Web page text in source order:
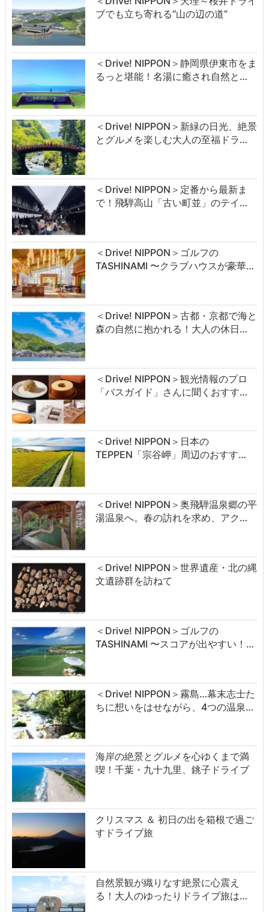
ブでも立ち寄れる“山の辺の道”
＜Drive! NIPPON＞静岡県伊東市をま
るっと堪能！名湯に癒され自然と…
＜Drive! NIPPON＞新緑の日光、絶景
とグルメを楽しむ大人の至福ドラ…
＜Drive! NIPPON＞定番から最新ま
で！飛騨高山「古い町並」のテイ…
＜Drive! NIPPON＞ゴルフの
TASHINAMI 〜クラブハウスが豪華…
＜Drive! NIPPON＞古都・京都で海と
森の自然に抱かれる！大人の休日…
＜Drive! NIPPON＞観光情報のプロ
「バスガイド」さんに聞くおすす…
＜Drive! NIPPON＞日本の
TEPPEN「宗谷岬」周辺のおすす…
＜Drive! NIPPON＞奥飛騨温泉郷の平
湯温泉へ。春の訪れを求め、アク…
＜Drive! NIPPON＞世界遺産・北の縄
文遺跡群を訪ねて
＜Drive! NIPPON＞ゴルフの
TASHINAMI 〜スコアが出やすい！…
＜Drive! NIPPON＞霧島…幕末志士た
ちに想いをはせながら、4つの温泉…
海岸の絶景とグルメを心ゆくまで満
喫！千葉・九十九里、銚子ドライブ
クリスマス ＆ 初日の出を箱根で過ご
すドライブ旅
自然景観が織りなす絶景に心震え
る！大人のゆったりドライブ旅は…